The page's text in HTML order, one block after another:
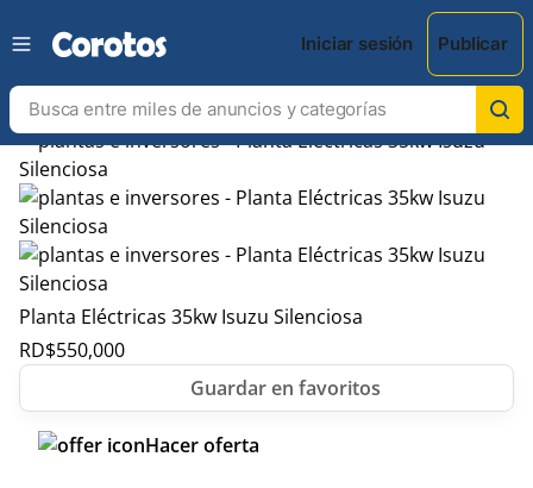
Iniciar sesión Publicar
Planta Eléctricas 35kw Isuzu Silenciosa
RD$550,000
Hacer oferta